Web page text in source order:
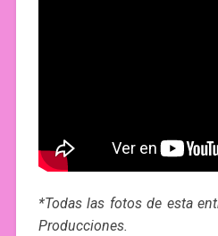
*Todas las fotos de esta
Producciones.